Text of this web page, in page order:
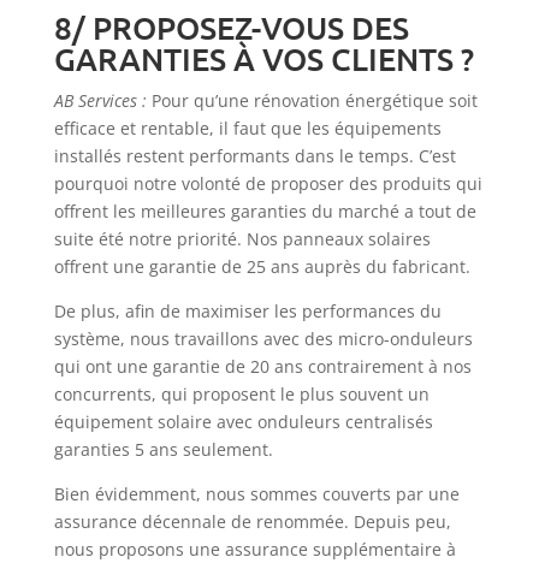
8/ PROPOSEZ-VOUS DES
GARANTIES À VOS CLIENTS ?
AB Services : Pour qu’une rénovation énergétique soit
efficace et rentable, il faut que les équipements
installés restent performants dans le temps. C’est
pourquoi notre volonté de proposer des produits qui
offrent les meilleures garanties du marché a tout de
suite été notre priorité. Nos panneaux solaires
offrent une garantie de 25 ans auprès du fabricant.
De plus, afin de maximiser les performances du
système, nous travaillons avec des micro-onduleurs
qui ont une garantie de 20 ans contrairement à nos
concurrents, qui proposent le plus souvent un
équipement solaire avec onduleurs centralisés
garanties 5 ans seulement.
Bien évidemment, nous sommes couverts par une
assurance décennale de renommée. Depuis peu,
nous proposons une assurance supplémentaire à